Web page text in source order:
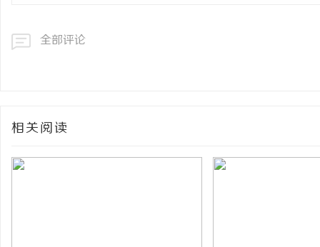
全部评论
相关阅读